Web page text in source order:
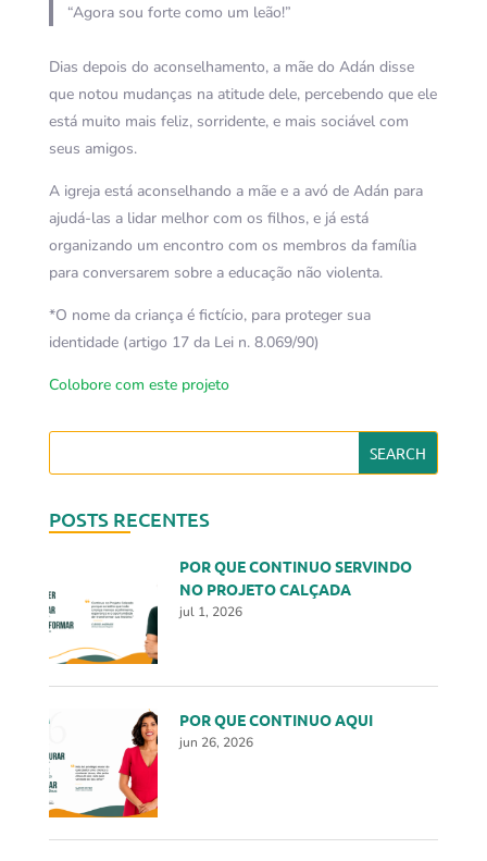
“Agora sou forte como um leão!”
Dias depois do aconselhamento, a mãe do Adán disse
que notou mudanças na atitude dele, percebendo que ele
está muito mais feliz, sorridente, e mais sociável com
seus amigos.
A igreja está aconselhando a mãe e a avó de Adán para
ajudá-las a lidar melhor com os filhos, e já está
organizando um encontro com os membros da família
para conversarem sobre a educação não violenta.
*O nome da criança é fictício, para proteger sua
identidade (artigo 17 da Lei n. 8.069/90)
Colobore com este projeto
POSTS RECENTES
POR QUE CONTINUO SERVINDO
NO PROJETO CALÇADA
jul 1, 2026
POR QUE CONTINUO AQUI
jun 26, 2026